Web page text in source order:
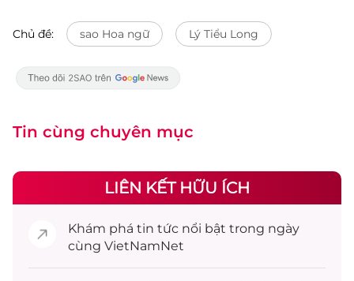
Chủ đề: sao Hoa ngữ Lý Tiểu Long
Tin cùng chuyên mục
LIÊN KẾT HỮU ÍCH
Khám phá tin tức nổi bật trong ngày
cùng VietNamNet